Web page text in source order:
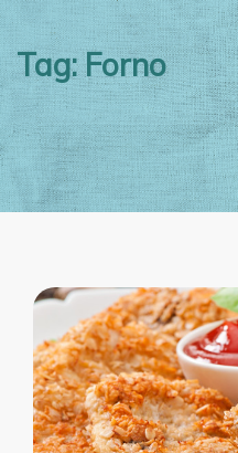
SOBRE A ATUAL
NOSSOS SERVIÇOS
BLOG
FALE CONOSCO
Tag: Forno